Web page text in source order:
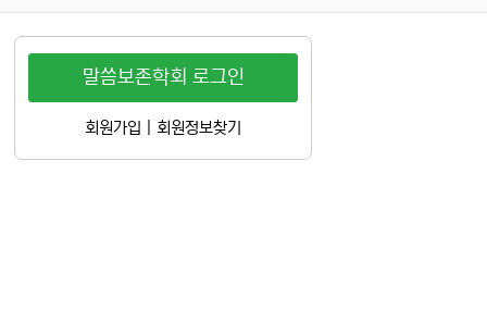
말씀보존학회 로그인
회원가입 회원정보찾기